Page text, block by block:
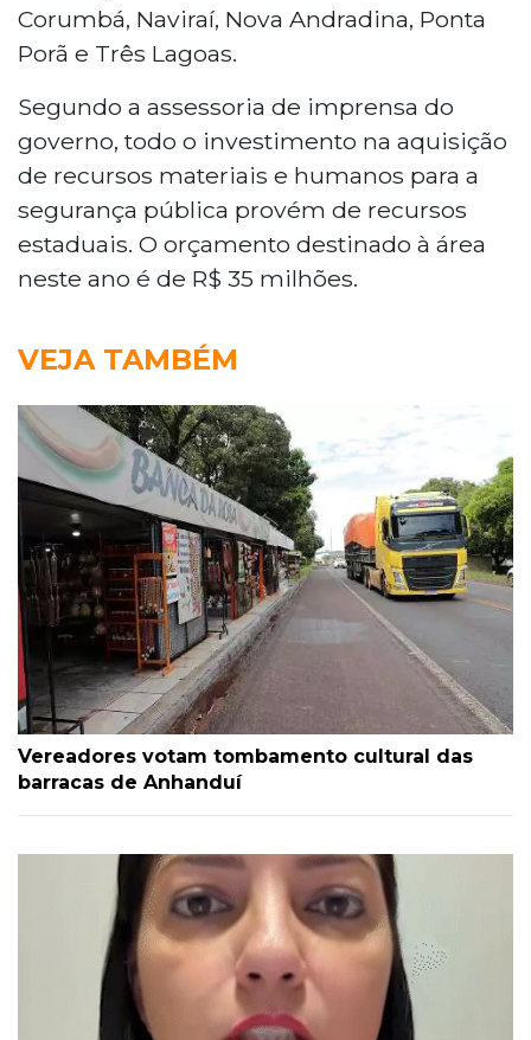
Corumbá, Naviraí, Nova Andradina, Ponta
Porã e Três Lagoas.
Segundo a assessoria de imprensa do
governo, todo o investimento na aquisição
de recursos materiais e humanos para a
segurança pública provém de recursos
estaduais. O orçamento destinado à área
neste ano é de R$ 35 milhões.
VEJA TAMBÉM
Vereadores votam tombamento cultural das
barracas de Anhanduí